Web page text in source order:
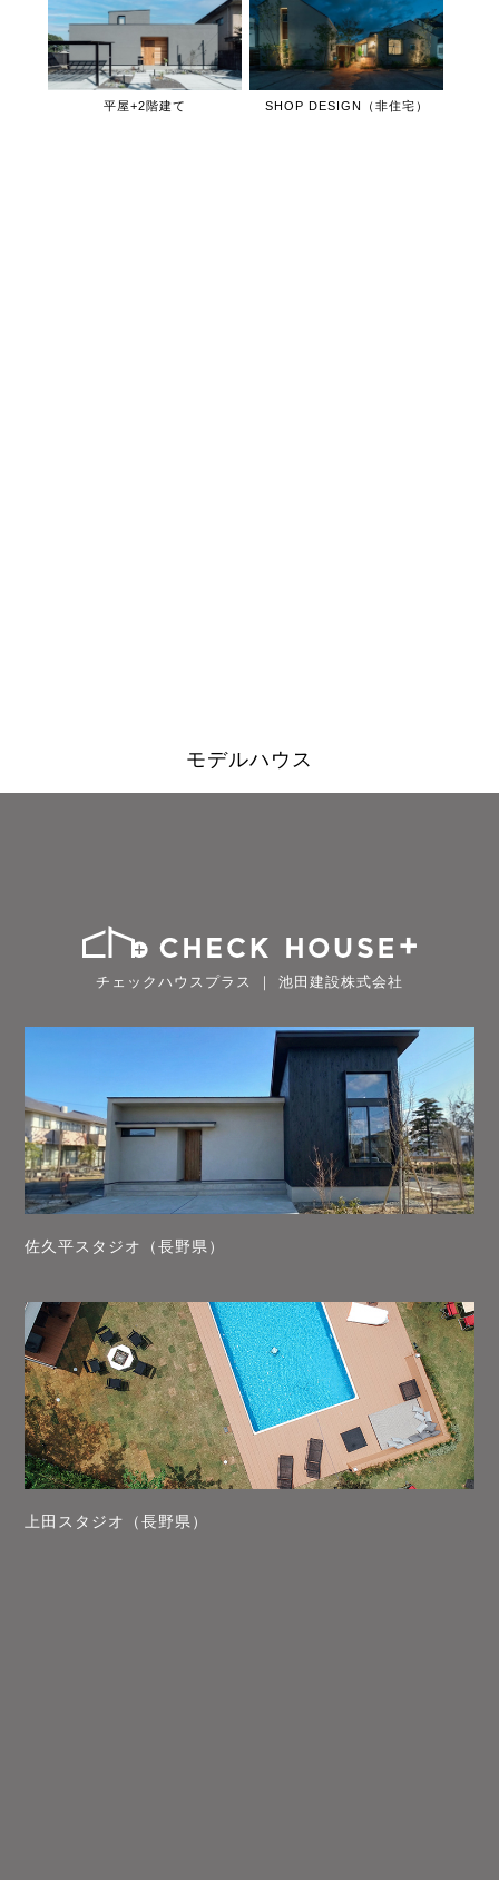
平屋+2階建て SHOP DESIGN（非住宅）
モデルハウス
チェックハウスプラス ｜ 池田建設株式会社
佐久平スタジオ（長野県）
上田スタジオ（長野県）